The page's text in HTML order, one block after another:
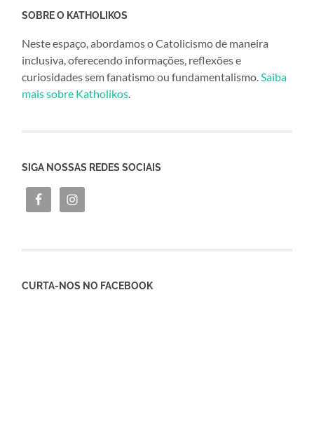
SOBRE O KATHOLIKOS
Neste espaço, abordamos o Catolicismo de maneira
inclusiva, oferecendo informações, reflexões e
curiosidades sem fanatismo ou fundamentalismo.Saiba
mais sobre Katholikos.
SIGA NOSSAS REDES SOCIAIS
CURTA-NOS NO FACEBOOK